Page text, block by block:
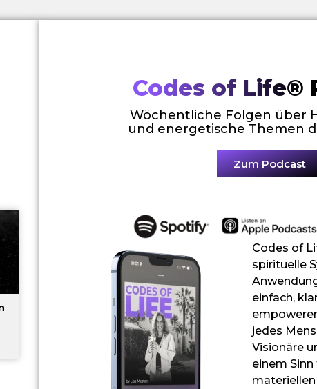
Codes of Life®
Wöchentliche Folgen über
und energetische Themen
Zum Podcast
Codes of
spirituelle
einfach,
jedes
Visionäre
einem